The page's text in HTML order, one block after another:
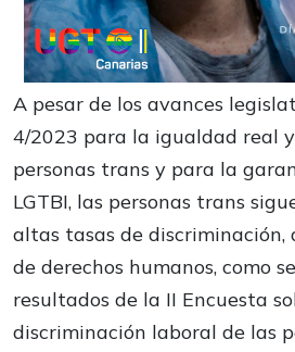
A pesar de los avances
4/2023 para la igualdad real
personas trans y para la
LGTBI, las personas trans
altas tasas de discriminación,
de derechos humanos, como
resultados de la II Encuesta
discriminación laboral de las